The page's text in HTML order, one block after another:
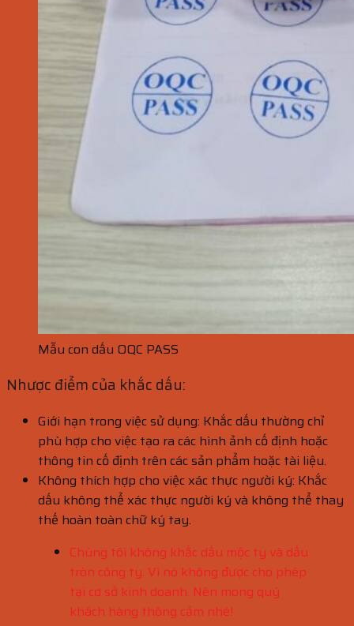
Mẫu con dấu OQC PASS
Nhược điểm của khắc dấu:
Giới hạn trong việc sử dụng: Khắc dấu thường chỉ
phù hợp cho việc tạo ra các hình ảnh cố định hoặc
thông tin cố định trên các sản phẩm hoặc tài liệu.
Không thích hợp cho việc xác thực người ký: Khắc
dấu không thể xác thực người ký và không thể thay
thế hoàn toàn chữ ký tay.
Chúng tôi không khắc dấu mộc ty và dấu
tròn công ty. Vì nó không được cho phép
tại cơ sở kinh doanh. Nên mong quý
khách hàng thông cảm nhé!